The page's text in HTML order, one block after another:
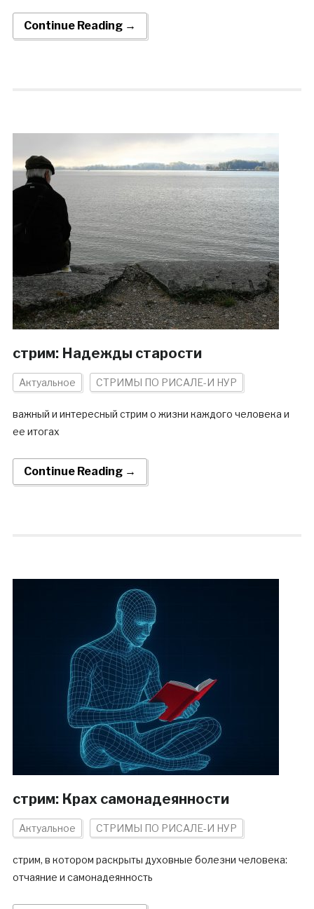
Continue Reading →
стрим: Надежды старости
Актуальное СТРИМЫ ПО РИСАЛЕ-И НУР
важный и интересный стрим о жизни каждого человека и
ее итогах
Continue Reading →
стрим: Крах самонадеянности
Актуальное СТРИМЫ ПО РИСАЛЕ-И НУР
стрим, в котором раскрыты духовные болезни человека:
отчаяние и самонадеянность